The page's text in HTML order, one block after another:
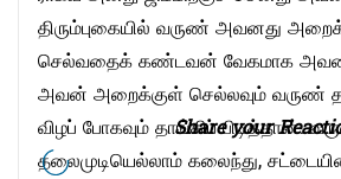
திரும்புகையில் வருண் அவனது
செல்வதைக் கண்டவன் வேகமாக
அவன் அறைக்குள் செல்லவும் வருண்
விழப் போகவும் தாங்கிப் பிடித்தான்.
தலைமுடியெல்லாம் கலைந்து,
Share your